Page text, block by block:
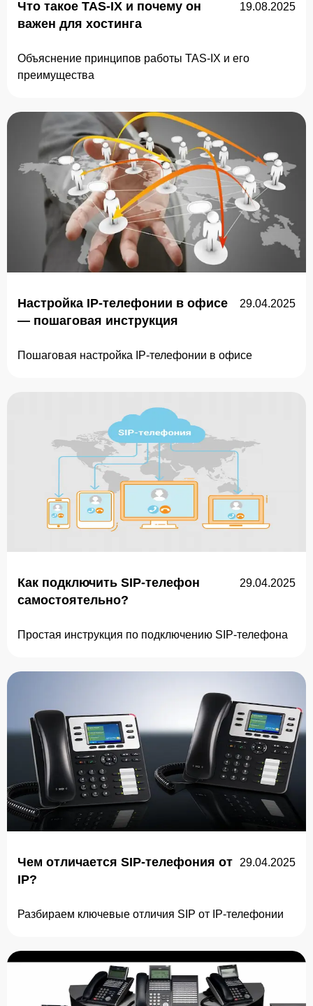
Что такое TAS-IX и почему он
важен для хостинга
19.08.2025
Объяснение принципов работы TAS-IX и его
преимущества
Настройка IP-телефонии в офисе
— пошаговая инструкция
29.04.2025
Пошаговая настройка IP-телефонии в офисе
Как подключить SIP-телефон
самостоятельно?
29.04.2025
Простая инструкция по подключению SIP-телефона
Чем отличается SIP-телефония от
IP?
29.04.2025
Разбираем ключевые отличия SIP от IP-телефонии